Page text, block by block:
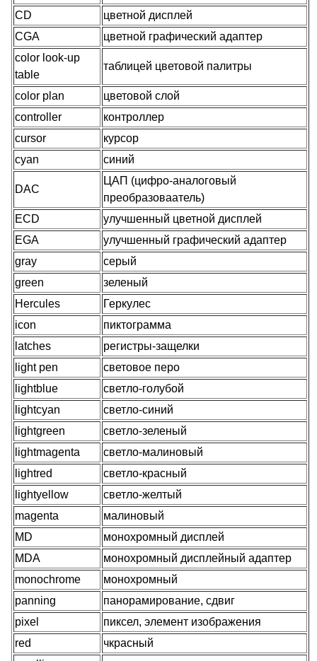
CD
цветной дисплей
CGA
цветной графический адаптер
color look-up
table
таблицей цветовой палитры
color plan
цветовой слой
controller
контроллер
cursor
курсор
cyan
синий
DAC
ЦАП (цифро-аналоговый
преобразоваатель)
ECD
улучшенный цветной дисплей
EGA
улучшенный графический адаптер
gray
серый
green
зеленый
Hercules
Геркулес
icon
пиктограмма
latches
регистры-защелки
light pen
световое перо
lightblue
светло-голубой
lightcyan
светло-синий
lightgreen
светло-зеленый
lightmagenta
светло-малиновый
lightred
светло-красный
lightyellow
светло-желтый
magenta
малиновый
MD
монохромный дисплей
MDA
монохромный дисплейный адаптер
monochrome
монохромный
panning
панорамирование, сдвиг
pixel
пиксел, элемент изображения
red
чкрасный